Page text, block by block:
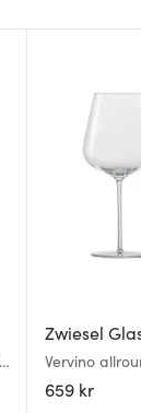
Zwiesel
Vervino
cl 2 stk
659 kr